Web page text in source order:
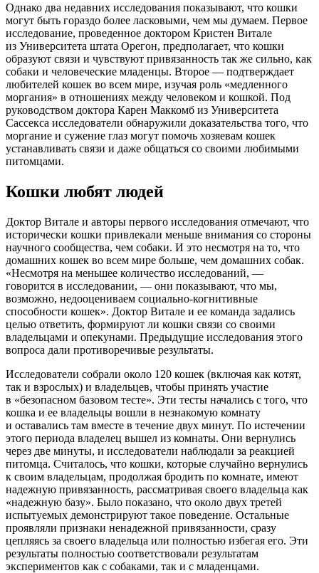
Однако два недавних исследования показывают, что кошки
могут быть гораздо более ласковыми, чем мы думаем. Первое
исследование, проведенное доктором Кристен Витале
из Университета штата Орегон, предполагает, что кошки
образуют связи и чувствуют привязанность так же сильно, как
собаки и человеческие младенцы. Второе — подтверждает
любителей кошек во всем мире, изучая роль «медленного
моргания» в отношениях между человеком и кошкой. Под
руководством доктора Карен Маккомб из Университета
Сассекса исследователи обнаружили доказательства того, что
моргание и сужение глаз могут помочь хозяевам кошек
устанавливать связи и даже общаться со своими любимыми
питомцами.
Кошки любят людей
Доктор Витале и авторы первого исследования отмечают, что
исторически кошки привлекали меньше внимания со стороны
научного сообщества, чем собаки. И это несмотря на то, что
домашних кошек во всем мире больше, чем домашних собак.
«Несмотря на меньшее количество исследований, —
говорится в исследовании, — они показывают, что мы,
возможно, недооцениваем социально-когнитивные
способности кошек». Доктор Витале и ее команда задались
целью ответить, формируют ли кошки связи со своими
владельцами и опекунами. Предыдущие исследования этого
вопроса дали противоречивые результаты.
Исследователи собрали около 120 кошек (включая как котят,
так и взрослых) и владельцев, чтобы принять участие
в «безопасном базовом тесте». Эти тесты начались с того, что
кошка и ее владельцы вошли в незнакомую комнату
и оставались там вместе в течение двух минут. По истечении
этого периода владелец вышел из комнаты. Они вернулись
через две минуты, и исследователи наблюдали за реакцией
питомца. Считалось, что кошки, которые случайно вернулись
к своим владельцам, продолжая бродить по комнате, имеют
надежную привязанность, рассматривая своего владельца как
«надежную базу». Было показано, что около двух третей
испытуемых демонстрируют такое поведение. Остальные
проявляли признаки ненадежной привязанности, сразу
цепляясь за своего владельца или полностью избегая его. Эти
результаты полностью соответствовали результатам
экспериментов как с собаками, так и с младенцами.